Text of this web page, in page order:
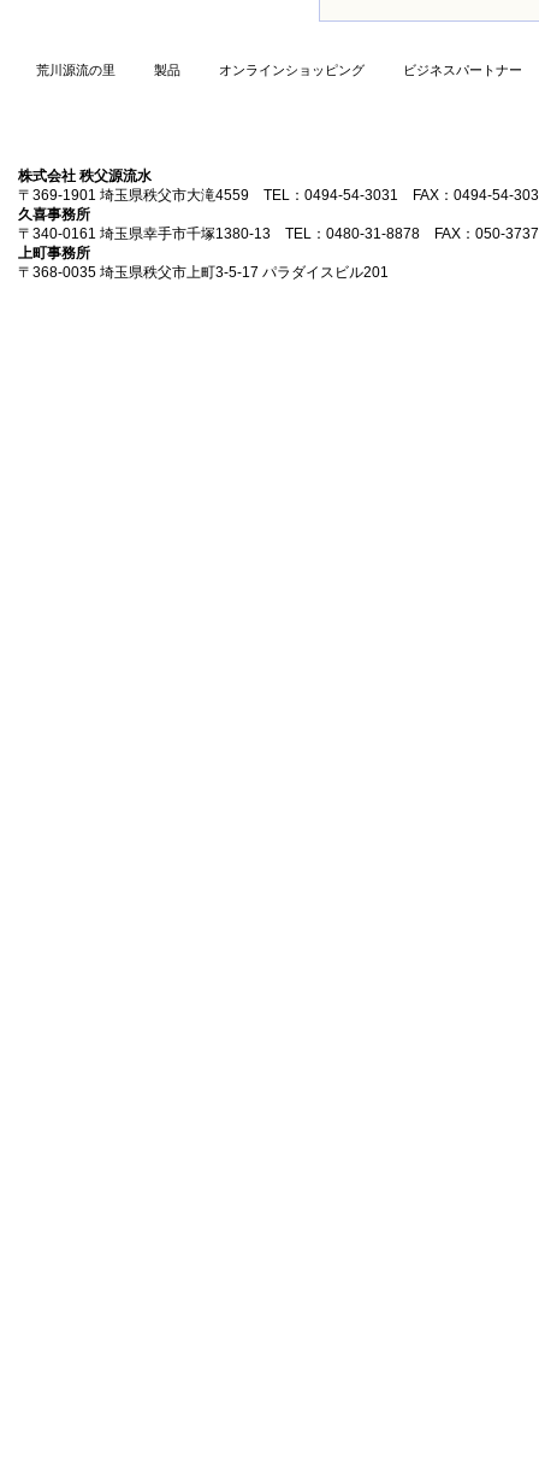
荒川源流の里 製品 オンラインショッピング ビジネスパートナー
株式会社 秩父源流水
〒369-1901 埼玉県秩父市大滝4559 TEL：0494-54-3031 FAX：0494-54-
久喜事務所
〒340-0161 埼玉県幸手市千塚1380-13 TEL：0480-31-8878 FAX：050-
上町事務所
〒368-0035 埼玉県秩父市上町3-5-17 パラダイスビル201